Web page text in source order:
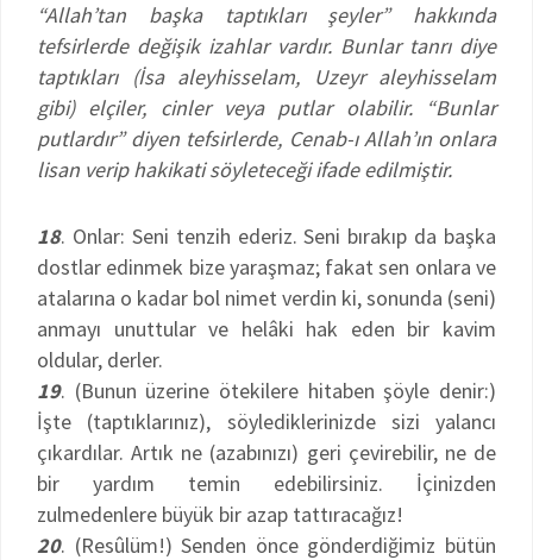
“Allah’tan başka taptıkları şeyler” hakkında
tefsirlerde değişik izahlar vardır. Bunlar tanrı diye
taptıkları (İsa aleyhisselam, Uzeyr aleyhisselam
gibi) elçiler, cinler veya putlar olabilir. “Bunlar
putlardır” diyen tefsirlerde, Cenab-ı Allah’ın onlara
lisan verip hakikati söyleteceği ifade edilmiştir.
18. Onlar: Seni tenzih ederiz. Seni bırakıp da başka
dostlar edinmek bize yaraşmaz; fakat sen onlara ve
atalarına o kadar bol nimet verdin ki, sonunda (seni)
anmayı unuttular ve helâki hak eden bir kavim
oldular, derler.
19. (Bunun üzerine ötekilere hitaben şöyle denir:)
İşte (taptıklarınız), söylediklerinizde sizi yalancı
çıkardılar. Artık ne (azabınızı) geri çevirebilir, ne de
bir yardım temin edebilirsiniz. İçinizden
zulmedenlere büyük bir azap tattıracağız!
20. (Resûlüm!) Senden önce gönderdiğimiz bütün